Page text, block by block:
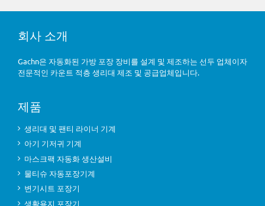
회사 소개
Gachn은 자동화된 가방 포장 장비를 설계 및 제조하는 선두 업체이자
전문적인 카운트 적층 생리대 제조 및 공급업체입니다.
제품
생리대 및 팬티 라이너 기계
아기 기저귀 기계
마스크팩 자동화 생산설비
물티슈 자동포장기계
변기시트 포장기
생활용지 포장기